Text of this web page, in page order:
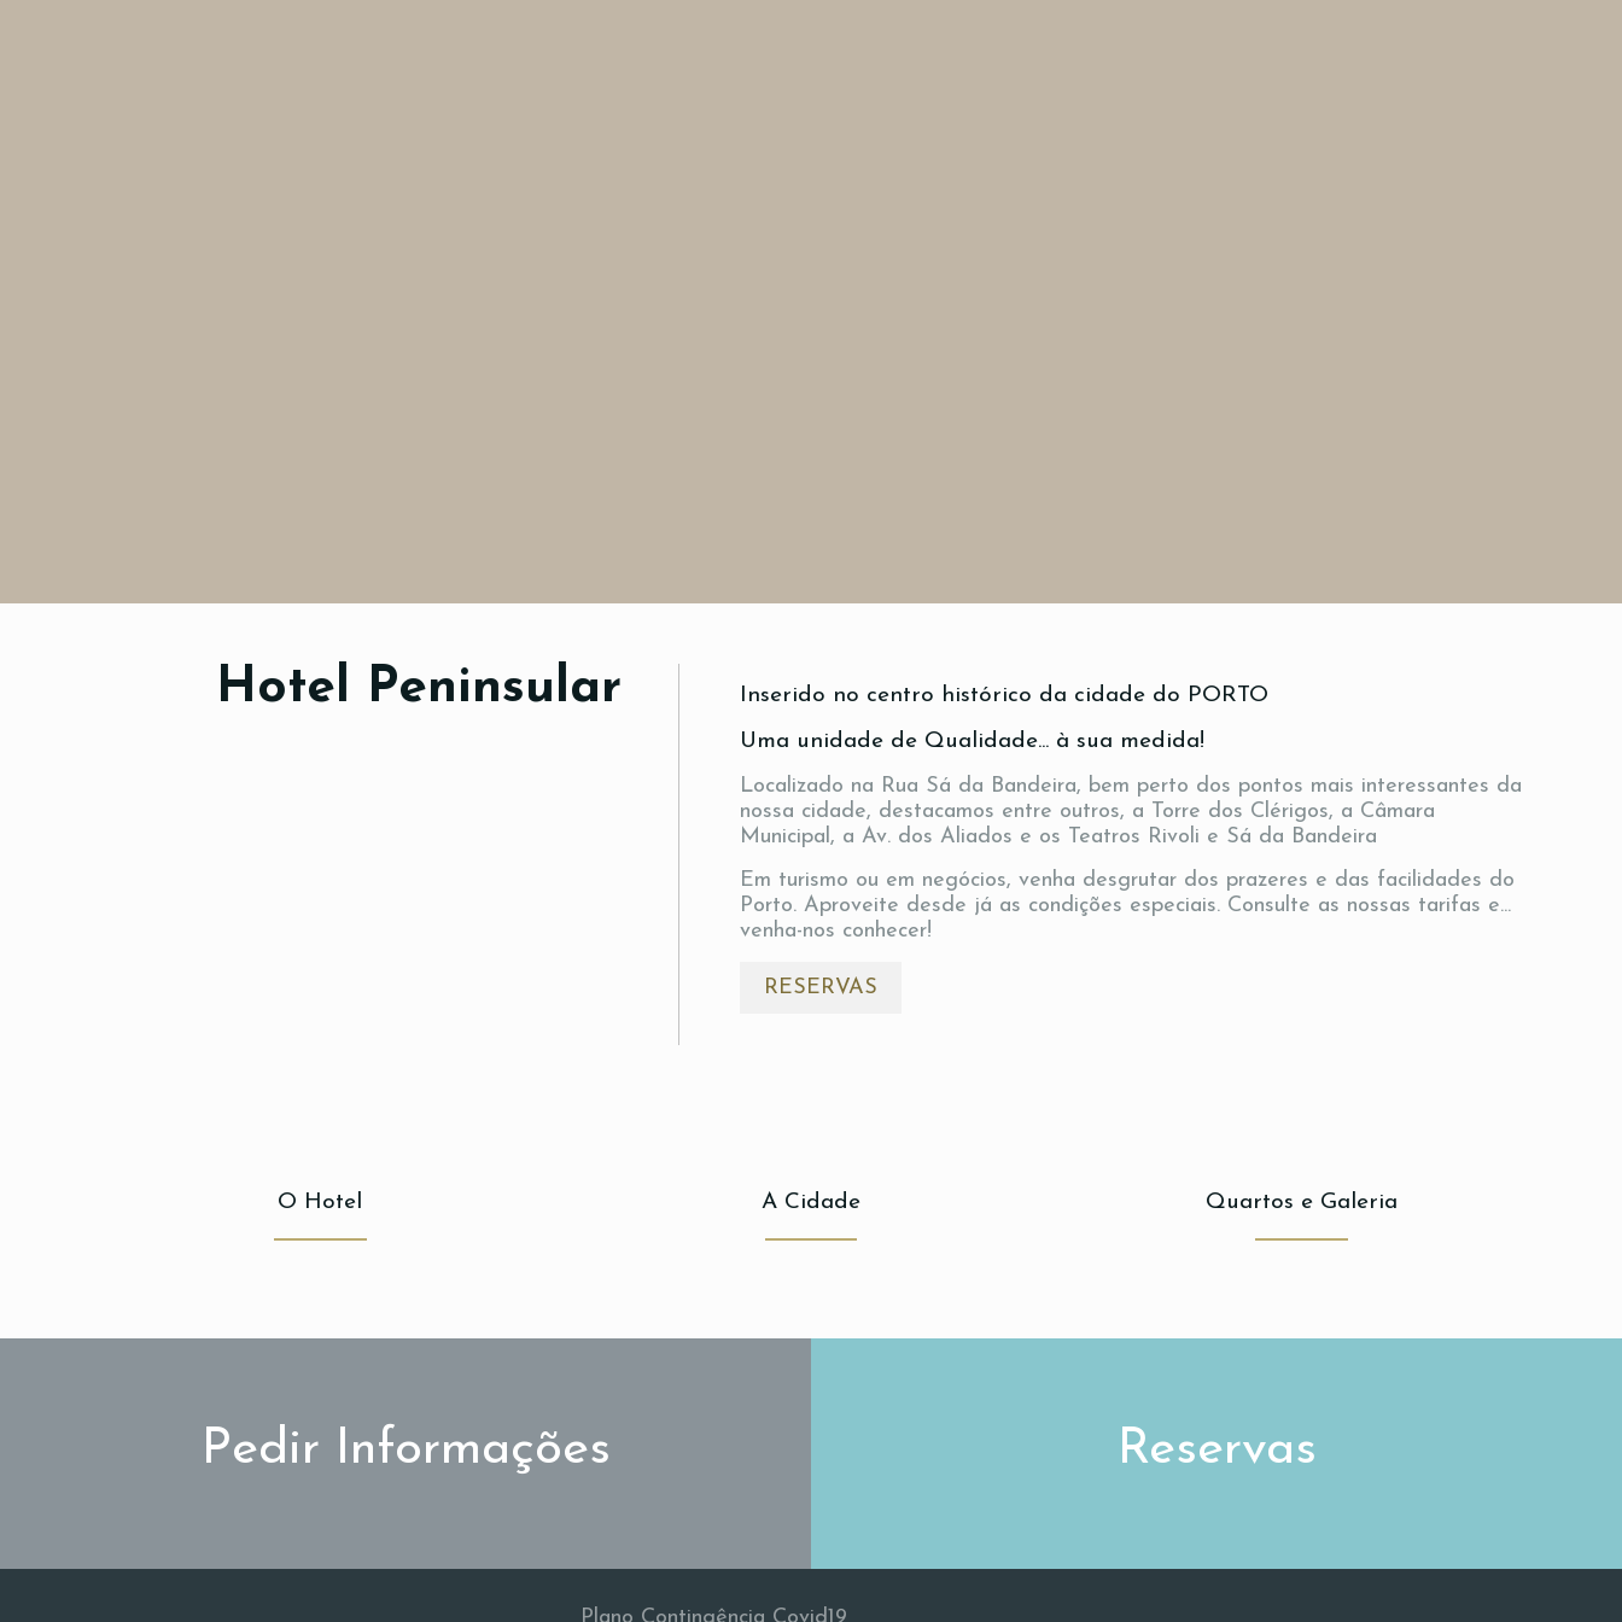
Hotel Peninsular
Inserido no centro histórico da cidade do PORTO
Uma unidade de Qualidade... à sua medida!
Localizado na Rua Sá da Bandeira, bem perto dos pontos mais interessantes da
nossa cidade, destacamos entre outros, a Torre dos Clérigos, a Câmara
Municipal, a Av. dos Aliados e os Teatros Rivoli e Sá da Bandeira
Em turismo ou em negócios, venha desgrutar dos prazeres e das facilidades do
Porto. Aproveite desde já as condições especiais. Consulte as nossas tarifas e...
venha-nos conhecer!
RESERVAS
O Hotel A Cidade Quartos e Galeria
Pedir Informações Reservas